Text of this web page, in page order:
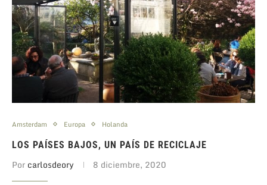
Amsterdam Europa Holanda
LOS PAÍSES BAJOS, UN PAÍS DE RECICLAJE
Por carlosdeory 8 diciembre, 2020